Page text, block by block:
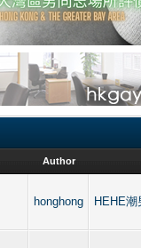
Author
honghong HEHE